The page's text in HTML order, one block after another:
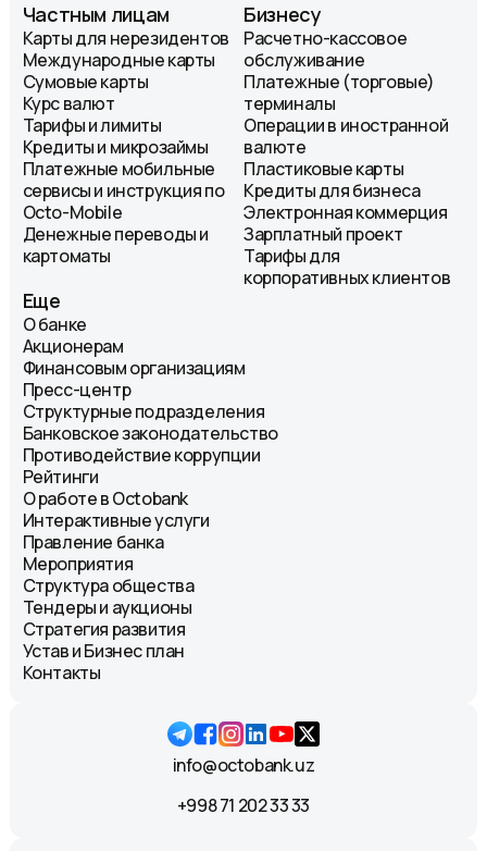
Частным лицам
Карты для нерезидентов
Международные карты
Сумовые карты
Курс валют
Тарифы и лимиты
Кредиты и микрозаймы
Платежные мобильные
сервисы и инструкция по
Octo-Mobile
Денежные переводы и
картоматы
Бизнесу
Расчетно-кассовое
обслуживание
Платежные (торговые)
терминалы
Операции в иностранной
валюте
Пластиковые карты
Кредиты для бизнеса
Электронная коммерция
Зарплатный проект
Тарифы для
корпоративных клиентов
Еще
О банке
Акционерам
Финансовым организациям
Пресс-центр
Структурные подразделения
Банковское законодательство
Противодействие коррупции
Рейтинги
О работе в Octobank
Интерактивные услуги
Правление банка
Мероприятия
Структура общества
Тендеры и аукционы
Стратегия развития
Устав и Бизнес план
Контакты
info@octobank.uz
+998 71 202 33 33